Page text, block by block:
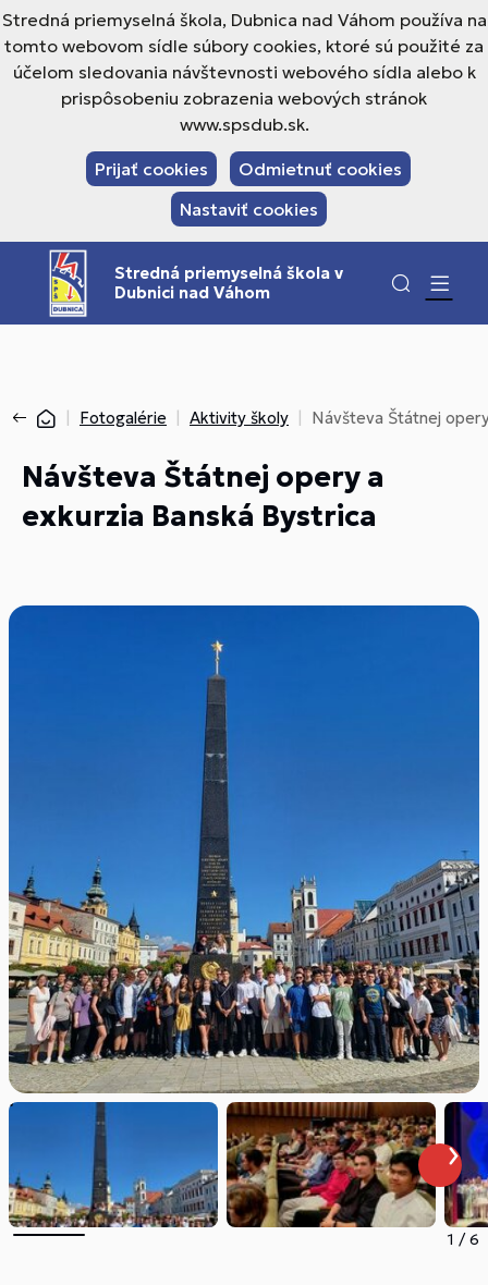
Stredná priemyselná škola, Dubnica nad Váhom používa na
tomto webovom sídle súbory cookies, ktoré sú použité za
účelom sledovania návštevnosti webového sídla alebo k
prispôsobeniu zobrazenia webových stránok
www.spsdub.sk.
Prijať cookies
Odmietnuť cookies
Nastaviť cookies
Stredná priemyselná škola v
Dubnici nad Váhom
Fotogalérie Aktivity školy Návšteva Štátnej
Návšteva Štátnej opery a
exkurzia Banská Bystrica
1 /6